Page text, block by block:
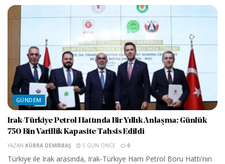
GÜNDEM
Irak-Türkiye Petrol Hattında Bir Yıllık Anlaşma: Günlük
750 Bin Varillik Kapasite Tahsis Edildi
YAZAN KÜBRA DEMIRBAŞ 5 GÜN ÖNCE 0
Türkiye ile Irak arasında, Irak-Türkiye Ham Petrol Boru Hattı'nın